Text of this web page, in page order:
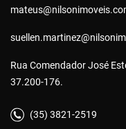
Rua Comendador José
37.200-176.
(35) 3821-2519